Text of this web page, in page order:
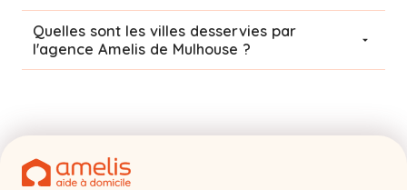
Quelles sont les villes desservies par
l'agence Amelis de Mulhouse ?